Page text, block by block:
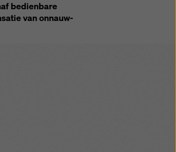
be­dien­ba­re
van on­nauw­